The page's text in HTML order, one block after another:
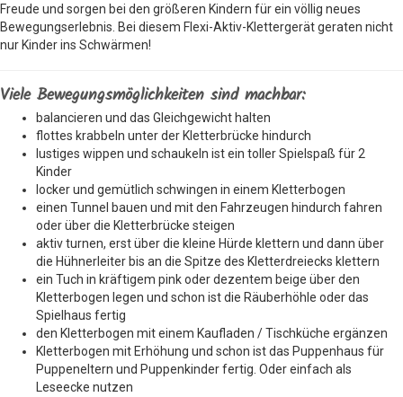
Freude und sorgen bei den größeren Kindern für ein völlig neues
Bewegungserlebnis. Bei diesem Flexi-Aktiv-Klettergerät geraten nicht
nur Kinder ins Schwärmen!
Viele Bewegungsmöglichkeiten sind machbar:
balancieren und das Gleichgewicht halten
flottes krabbeln unter der Kletterbrücke hindurch
lustiges wippen und schaukeln ist ein toller Spielspaß für 2
Kinder
locker und gemütlich schwingen in einem Kletterbogen
einen Tunnel bauen und mit den Fahrzeugen hindurch fahren
oder über die Kletterbrücke steigen
aktiv turnen, erst über die kleine Hürde klettern und dann über
die Hühnerleiter bis an die Spitze des Kletterdreiecks klettern
ein Tuch in kräftigem pink oder dezentem beige über den
Kletterbogen legen und schon ist die Räuberhöhle oder das
Spielhaus fertig
den Kletterbogen mit einem Kaufladen / Tischküche ergänzen
Kletterbogen mit Erhöhung und schon ist das Puppenhaus für
Puppeneltern und Puppenkinder fertig. Oder einfach als
Leseecke nutzen